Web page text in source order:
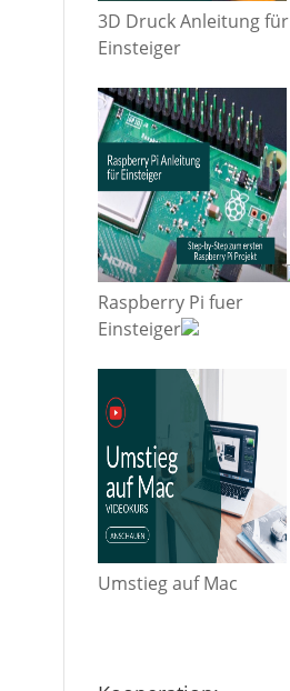
3D Druck Anleitung für
Einsteiger
Raspberry Pi fuer
Einsteiger
Umstieg auf Mac